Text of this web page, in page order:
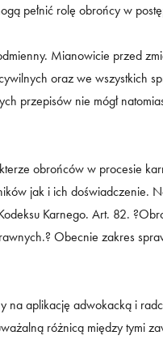
pełnić rolę obrońcy w
Mianowicie przed
oraz we wszystkich
przepisów nie mógł
obrońców w procesie
jak i ich doświadczenie.
Karnego. Art. 82.
Obecnie zakres
aplikację adwokacką i
różnicą między tymi